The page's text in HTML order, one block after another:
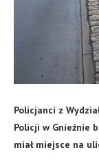
Policjanci z
Policji w Gnieźnie
miał miejsce na